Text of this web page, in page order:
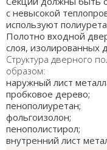
с невысокой
используют
Полотно входной
слоя, изолированных
Структура дверного
образом:
наружный лист
пробковое дерево;
пенополиуретан;
фольгоизолон;
пенополистирол;
внутренний лист